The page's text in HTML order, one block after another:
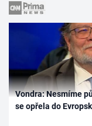
Vondra: Nesmíme
se opřela do